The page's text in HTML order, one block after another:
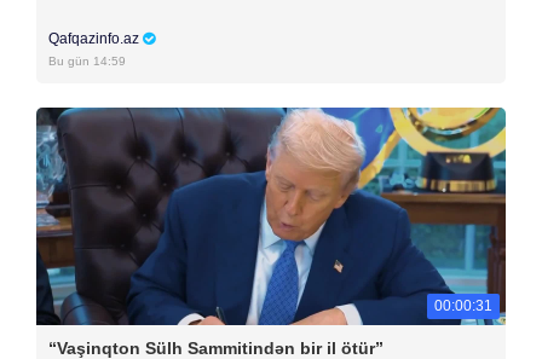
Qafqazinfo.az
Bu gün 14:59
00:00:31
“Vaşinqton Sülh Sammitindən bir il ötür”